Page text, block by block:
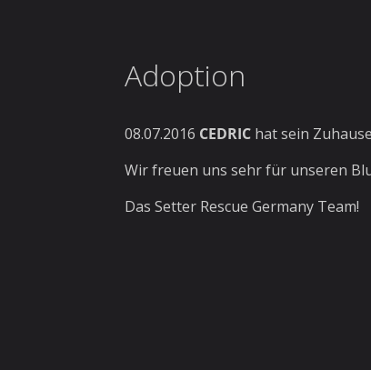
Adoption
08.07.2016 CEDRIC hat sein
Wir freuen uns sehr für unseren
Das Setter Rescue Germany Team!